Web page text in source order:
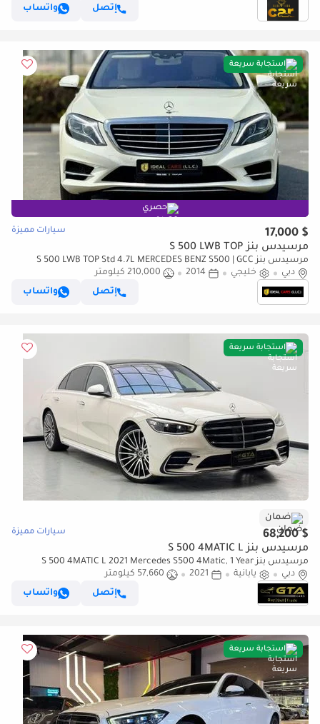
إتصل واتساب
استجابة سريعة
حصري
$ 17,000 سيارات مميزة
مرسيدس بنز S 500 LWB TOP
مرسيدس بنز S 500 LWB TOP Std 4.7L MERCEDES BENZ S500 | GCC
SPECS | KMS:210,000 | YEAR: 2014
دبي خليجي 2014
210,000 كيلومتر
إتصل
واتساب
استجابة سريعة
ضمان
$ 68,200 سيارات مميزة
مرسيدس بنز S 500 4MATIC L
مرسيدس بنز S 500 4MATIC L 2021 Mercedes S500 4Matic, 1 Year
Warranty, Service History, Clean Title, Excellent Conditi
دبي يابانية 2021
57,660 كيلومتر
إتصل
واتساب
استجابة سريعة